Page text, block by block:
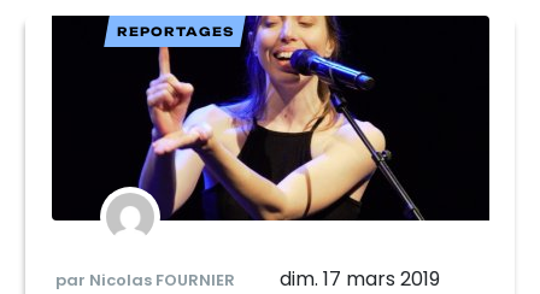
REPORTAGES
par Nicolas FOURNIER dim. 17 mars 2019